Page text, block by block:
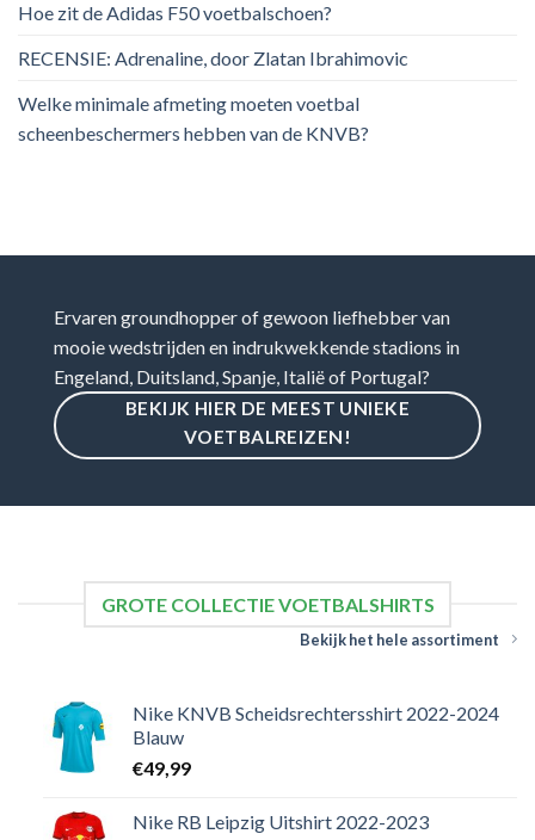
Hoe zit de Adidas F50 voetbalschoen?
RECENSIE: Adrenaline, door Zlatan Ibrahimovic
Welke minimale afmeting moeten voetbal
scheenbeschermers hebben van de KNVB?
Ervaren groundhopper of gewoon liefhebber van
mooie wedstrijden en indrukwekkende stadions in
Engeland, Duitsland, Spanje, Italië of Portugal?
BEKIJK HIER DE MEEST UNIEKE
VOETBALREIZEN!
GROTE COLLECTIE VOETBALSHIRTS
Bekijk het hele assortiment
Nike KNVB Scheidsrechtersshirt 2022-2024
Blauw
€49,99
Nike RB Leipzig Uitshirt 2022-2023